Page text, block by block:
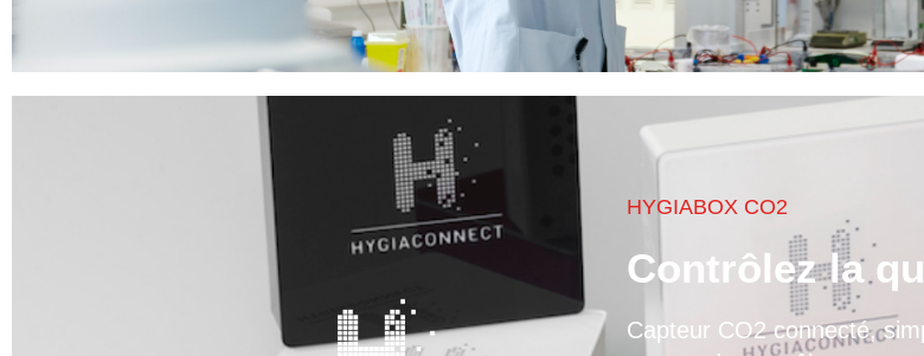
HYGIABOX CO2
Contrôlez la
Capteur CO2 connecté,